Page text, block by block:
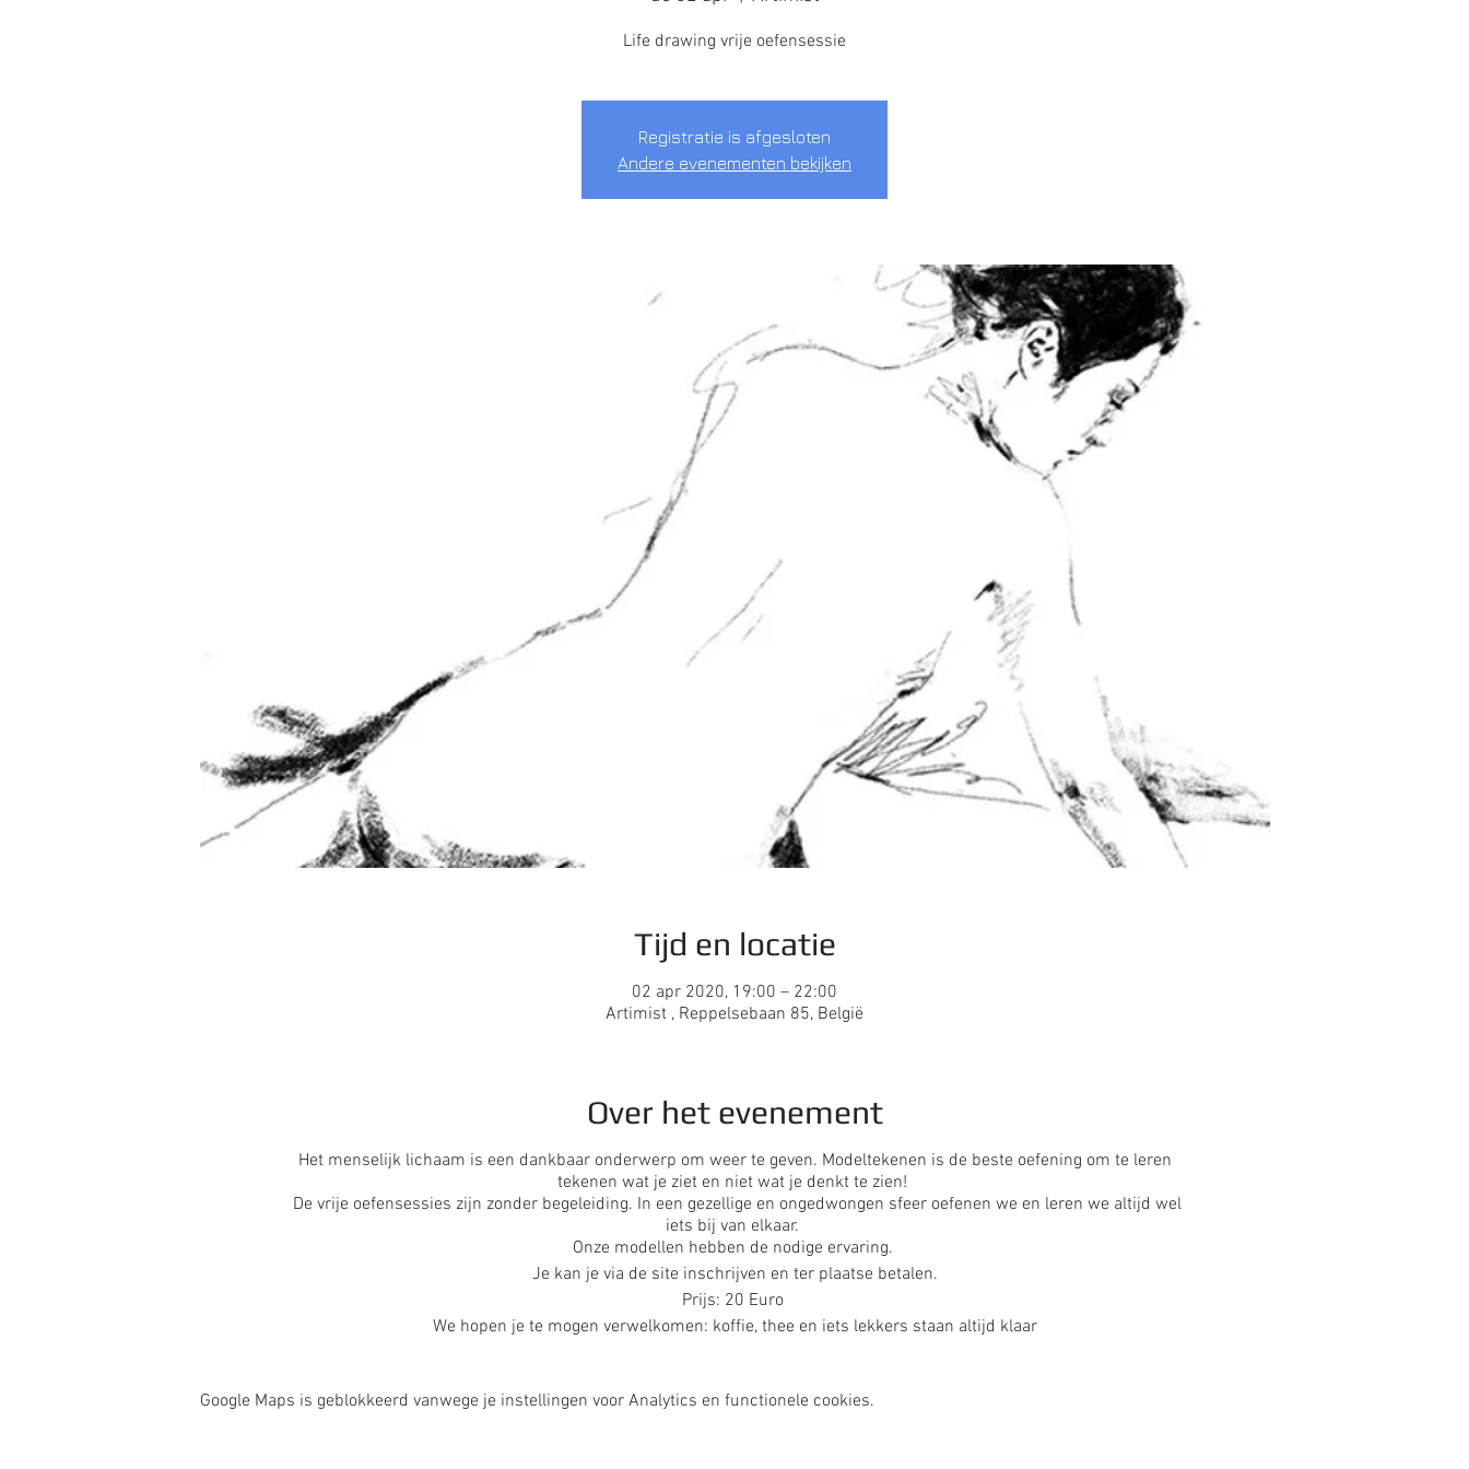
Life drawing vrije oefensessie
Registratie is afgesloten
Andere evenementen bekijken
Tijd en locatie
02 apr 2020, 19:00 – 22:00
Artimist , Reppelsebaan 85, België
Over het evenement
Het menselijk lichaam is een dankbaar onderwerp om weer te geven. Modeltekenen is de beste oefening om te leren
tekenen wat je ziet en niet wat je denkt te zien!
De vrije oefensessies zijn zonder begeleiding. In een gezellige en ongedwongen sfeer oefenen we en leren we altijd wel
iets bij van elkaar.
Onze modellen hebben de nodige ervaring.
Je kan je via de site inschrijven en ter plaatse betalen.
Prijs: 20 Euro
We hopen je te mogen verwelkomen: koffie, thee en iets lekkers staan altijd klaar
Google Maps is geblokkeerd vanwege je instellingen voor Analytics en functionele cookies.